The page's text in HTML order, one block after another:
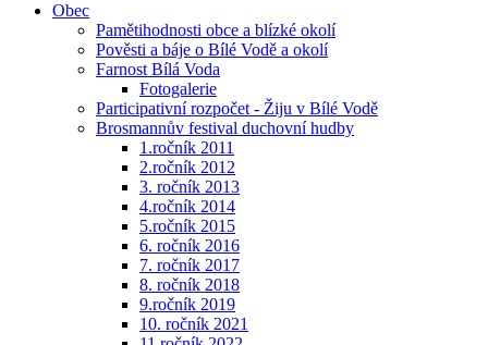
Obec
Pamětihodnosti obce a blízké okolí
Pověsti a báje o Bílé Vodě a okolí
Farnost Bílá Voda
Fotogalerie
Participativní rozpočet - Žiju v Bílé Vodě
Brosmannův festival duchovní hudby
1.ročník 2011
2.ročník 2012
3. ročník 2013
4.ročník 2014
5.ročník 2015
6. ročník 2016
7. ročník 2017
8. ročník 2018
9.ročník 2019
10. ročník 2021